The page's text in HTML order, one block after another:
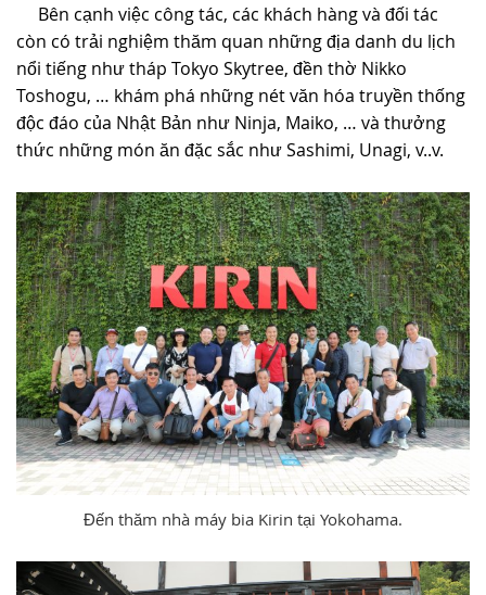
Bên cạnh việc công tác, các khách hàng và đối tác
còn có trải nghiệm thăm quan những địa danh du lịch
nổi tiếng như tháp Tokyo Skytree, đền thờ Nikko
Toshogu, … khám phá những nét văn hóa truyền thống
độc đáo của Nhật Bản như Ninja, Maiko, … và thưởng
thức những món ăn đặc sắc như Sashimi, Unagi, v..v.
Đến thăm nhà máy bia Kirin tại Yokohama.